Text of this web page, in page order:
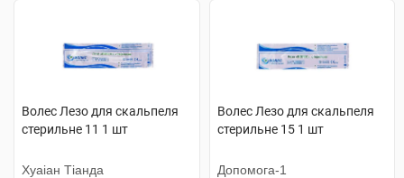
Волес Лезо для скальпеля
стерильне 11 1 шт
Хуаіан Тіанда
Волес Лезо для скальпеля
стерильне 15 1 шт
Допомога-1